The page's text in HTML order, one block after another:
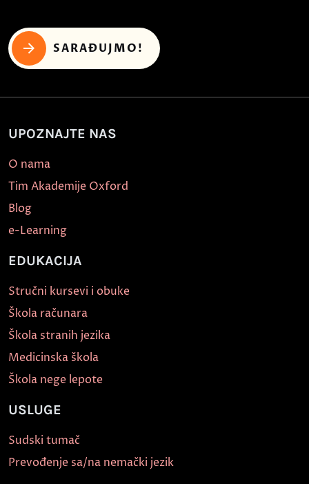
SARAĐUJMO!
UPOZNAJTE NAS
O nama
Tim Akademije Oxford
Blog
e-Learning
EDUKACIJA
Stručni kursevi i obuke
Škola računara
Škola stranih jezika
Medicinska škola
Škola nege lepote
USLUGE
Sudski tumač
Prevođenje sa/na nemački jezik